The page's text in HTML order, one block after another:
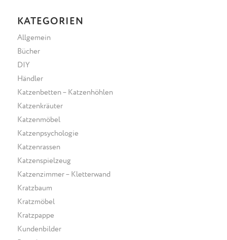
KATEGORIEN
Allgemein
Bücher
DIY
Händler
Katzenbetten – Katzenhöhlen
Katzenkräuter
Katzenmöbel
Katzenpsychologie
Katzenrassen
Katzenspielzeug
Katzenzimmer – Kletterwand
Kratzbaum
Kratzmöbel
Kratzpappe
Kundenbilder